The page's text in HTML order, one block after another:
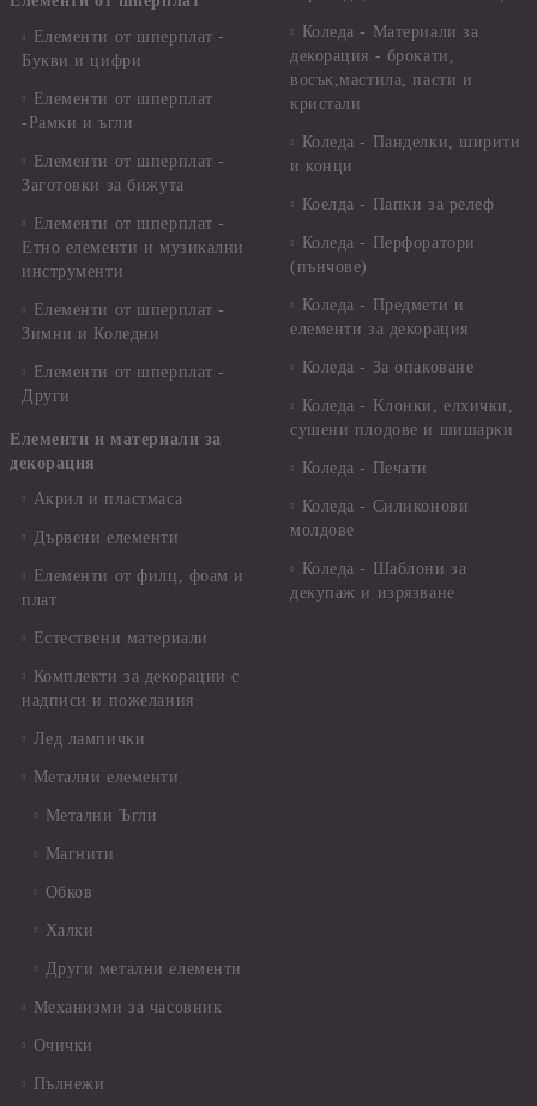
Елементи от шперплат -
Букви и цифри
Елементи от шперплат
-Рамки и ъгли
Елементи от шперплат -
Заготовки за бижута
Елементи от шперплат -
Етно елементи и музикални
инструменти
Елементи от шперплат -
Зимни и Коледни
Елементи от шперплат -
Други
Елементи и материали за
декорация
Акрил и пластмаса
Дървени елементи
Елементи от филц, фоам и
плат
Естествени материали
Комплекти за декорации с
надписи и пожелания
Лед лампички
Метални елементи
Метални Ъгли
Магнити
Обков
Халки
Други метални елементи
Механизми за часовник
Очички
Пълнежи
Коледа - Материали за
декорация - брокати,
восък,мастила, пасти и
кристали
Коледа - Панделки, ширити
и конци
Коелда - Папки за релеф
Коледа - Перфоратори
(пънчове)
Коледа - Предмети и
елементи за декорация
Коледа - За опаковане
Коледа - Kлонки, елхички,
сушени плодове и шишарки
Коледа - Печати
Коледа - Силиконови
молдове
Коледа - Шаблони за
декупаж и изрязване